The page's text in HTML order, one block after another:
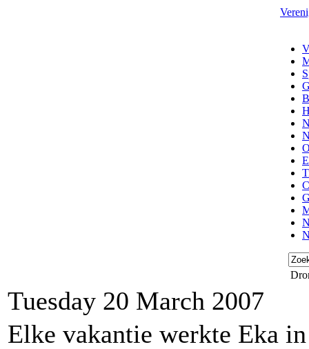
Tuesday 20 March 2007
Elke vakantie werkte Eka